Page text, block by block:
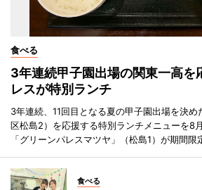
食べる
3年連続甲子園出場の関東一高
レスが特別ランチ
3年連続、11回目となる夏の甲子園出場を決め
区松島2）を応援する特別ランチメニューを8
「グリーンパレスマツヤ」（松島1）が期間限
食べる